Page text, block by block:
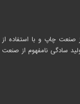
صنعت چاپ و با استفاده از
سادگی نامفهوم از صنعت